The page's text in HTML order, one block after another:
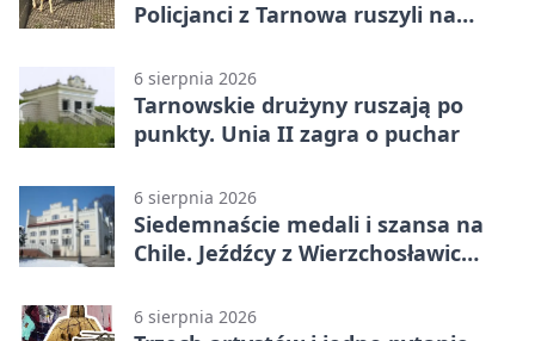
Policjanci z Tarnowa ruszyli na
6 sierpnia 2026
Tarnowskie drużyny ruszają po
punkty. Unia II zagra o puchar
6 sierpnia 2026
Siedemnaście medali i szansa na
Chile. Jeźdźcy z Wierzchosławic
6 sierpnia 2026